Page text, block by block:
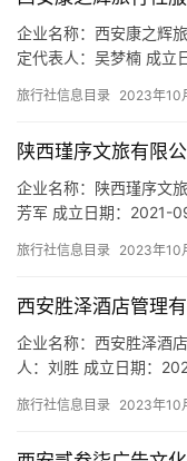
企业名称：西安康之辉
定代表人：吴梦楠 成
邑区古城东路北转盘向
信息咨询服务）；旅游
旅行社信息目录 2023年10
陕西瑾序文旅有限
企业名称：陕西瑾序文
芳军 成立日期：2021-
雁塔区长安南路108号
徕、咨询服务；教育…
旅行社信息目录 2023年10
西安胜泽酒店管理
企业名称：西安胜泽酒
人：刘胜 成立日期：
区长乐东路荣德棕榈湾
旅行社信息目录 2023年10